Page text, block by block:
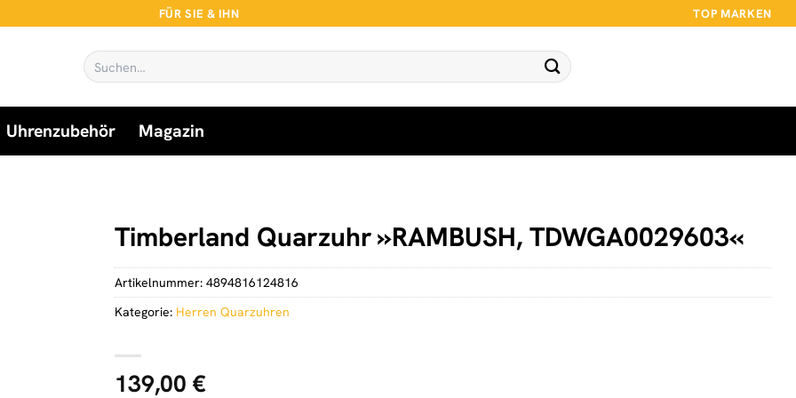
FÜR SIE & IHN TOP MARKEN
Suchen
nach:
Uhrenzubehör Magazin
Timberland Quarzuhr »RAMBUSH, TDWGA0029603«
139,00 €
Artikelnummer: 4894816124816
Kategorie: Herren Quarzuhren